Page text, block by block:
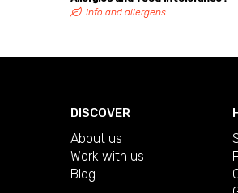
Info and allergens
DISCOVER
About us
Work with us
Blog